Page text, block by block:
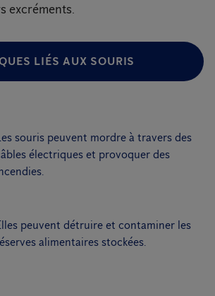
excréments.
LIÉS AUX SOURIS
souris peuvent mordre à travers des
électriques et provoquer des
peuvent détruire et contaminer les
alimentaires stockées.